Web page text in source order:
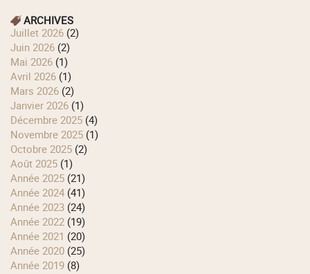
ARCHIVES
juillet 2026 (2)
juin 2026 (2)
mai 2026 (1)
avril 2026 (1)
mars 2026 (2)
janvier 2026 (1)
décembre 2025 (4)
novembre 2025 (1)
octobre 2025 (2)
août 2025 (1)
année 2025 (21)
année 2024 (41)
année 2023 (24)
année 2022 (19)
année 2021 (20)
année 2020 (25)
année 2019 (8)